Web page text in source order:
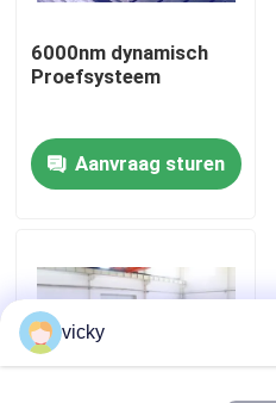
Neem contact met ons op
Nieuws
Torsiedynamometer
6000nm dynamisch
Proefsysteem
Aanvraag sturen
vicky